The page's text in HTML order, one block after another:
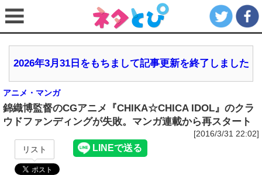
2026年3月31日をもちまして記事更新を終了しました
アニメ・マンガ
錦織博監督のCGアニメ『CHIKA☆CHICA IDOL』のクラ
ウドファンディングが失敗。マンガ連載から再スタート
[2016/3/31 22:02]
リスト